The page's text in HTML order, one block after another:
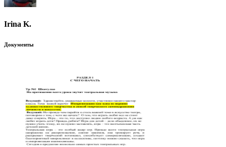
Irina K.
Документы